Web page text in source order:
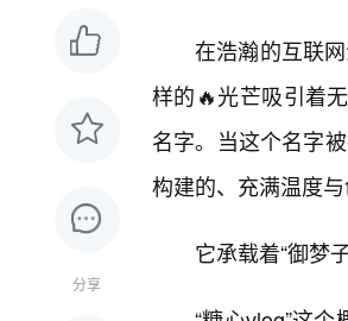
分享
在浩瀚的互联
样的🔥光芒吸引着
名字。当这个名字
构建的、充满温度与
它承载着“御梦